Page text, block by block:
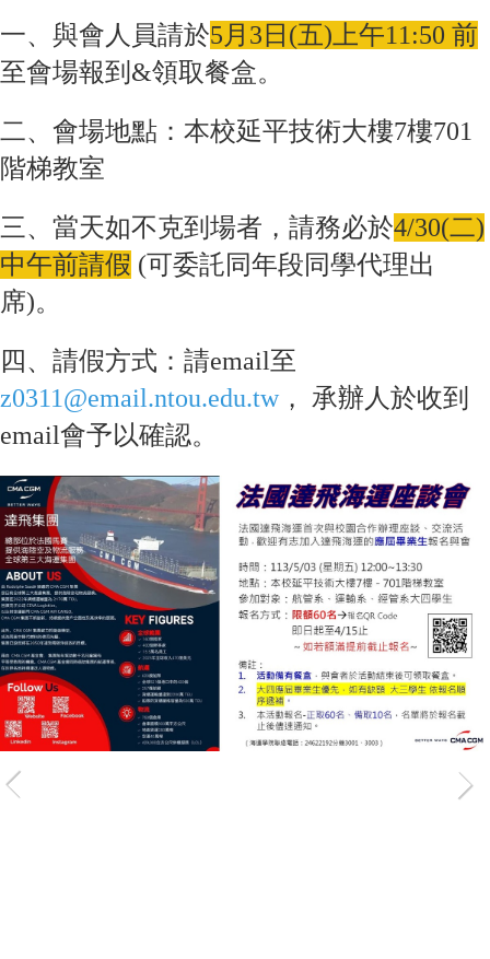
一、與會人員請於5月3日(五)上午11:50 前
至會場報到&領取餐盒。
二、會場地點：本校延平技術大樓7樓701
階梯教室
三、當天如不克到場者，請務必於4/30(二)
中午前請假 (可委託同年段同學代理出
席)。
四、請假方式：請email至
z0311@email.ntou.edu.tw， 承辦人於收到
email會予以確認。